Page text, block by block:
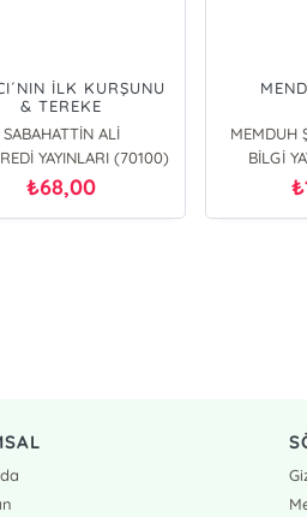
İLK KURŞUNU
& TEREKE
SABAHATTİN ALİ
YAYINLARI (70100)
₺68,00
MEMDUH
BİLGİ
₺